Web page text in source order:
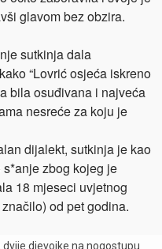
glavom bez obzira.
sutkinja dala
“Lovrić osjeća iskreno
bila osuđivana i najveća
nesreće za koju je
dijalekt, sutkinja je kao
zbog kojeg je
18 mjeseci uvjetnog
od pet godina.
djevojke na nogostupu